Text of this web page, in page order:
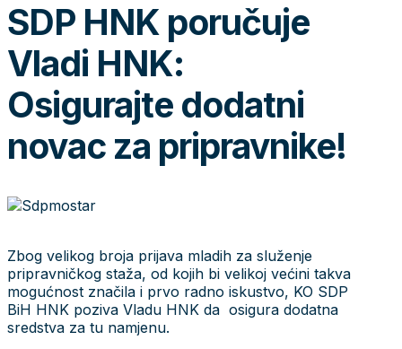
SDP HNK poručuje
Vladi HNK:
Osigurajte dodatni
novac za pripravnike!
Zbog velikog broja prijava mladih za služenje
pripravničkog staža, od kojih bi velikoj većini takva
mogućnost značila i prvo radno iskustvo, KO SDP
BiH HNK poziva Vladu HNK da osigura dodatna
sredstva za tu namjenu.